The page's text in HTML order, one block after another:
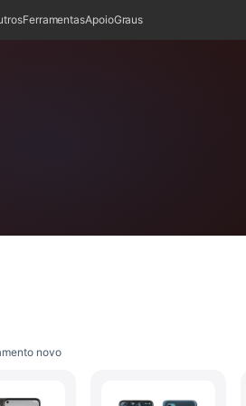
FerramentasApoioGraus
novo